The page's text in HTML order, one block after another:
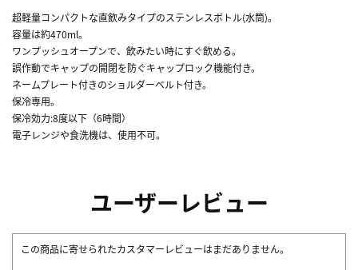
超軽量コンパクトな直飲みタイプのステンレスボトル(水筒)。
容量は約470ml。
ワンプッシュオープンで、飲みたい時にすぐ飲める。
誤作動でキャップの開閉を防ぐキャップロック機能付き。
ネームプレート付きのショルダーベルト付き。
保冷専用。
保冷効力:8度以下（6時間）
電子レンジや食洗機は、使用不可。
ユーザーレビュー
この商品に寄せられたカスタマーレビューはまだありません。